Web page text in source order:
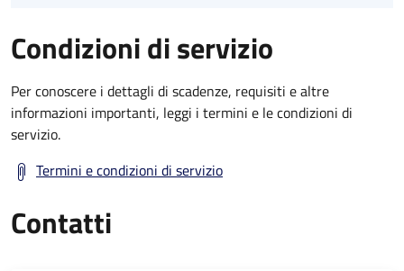
Condizioni di servizio
Per conoscere i dettagli di scadenze, requisiti e altre
informazioni importanti, leggi i termini e le condizioni di
servizio.
Termini e condizioni di servizio
Contatti